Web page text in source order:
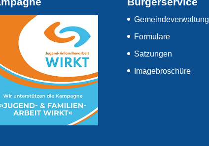
Gemeindeverwaltung
Formulare
Satzungen
Imagebroschüre